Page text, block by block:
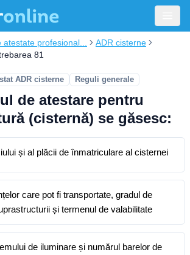
profesional...
ADR cisterne
81
ADR cisterne Reguli generale
de atestare pentru
(cisternă) se găsesc:
și al plăcii de înmatriculare al cisternei
care pot fi transportate, gradul de
și termenul de valabilitate
de iluminare și numărul barelor de